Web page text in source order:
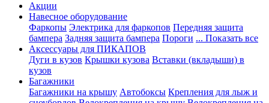
Акции
Навесное оборудование
Фаркопы Электрика для фаркопов Передняя защита
бампера Задняя защита бампера Пороги ... Показать все
Аксессуары для ПИКАПОВ
Дуги в кузов Крышки кузова Вставки (вкладыши) в
кузов
Багажники
Багажники на крышу Автобоксы Крепления для лыж и